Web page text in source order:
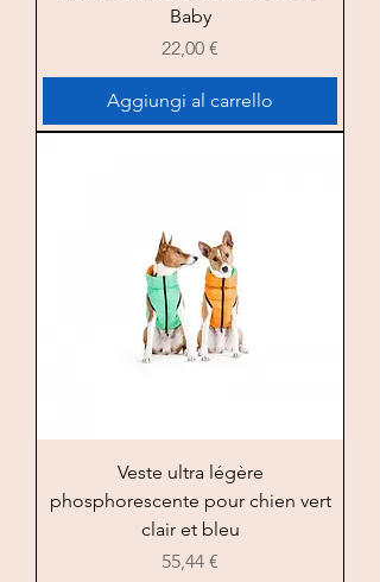
Baby
Prezzo
22,00 €
Aggiungi al carrello
Veste ultra légère
phosphorescente pour chien vert
clair et bleu
Prezzo
55,44 €